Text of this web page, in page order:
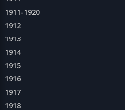
1911-1920
1912
1913
1914
1915
1916
1917
1918